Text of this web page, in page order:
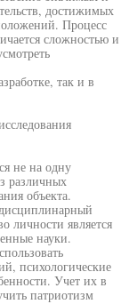
достижимых
Процесс
сложностью и
так и в
не на одну
различных
объекта.
личности является
науки.
психологические
Учет их в
патриотизм